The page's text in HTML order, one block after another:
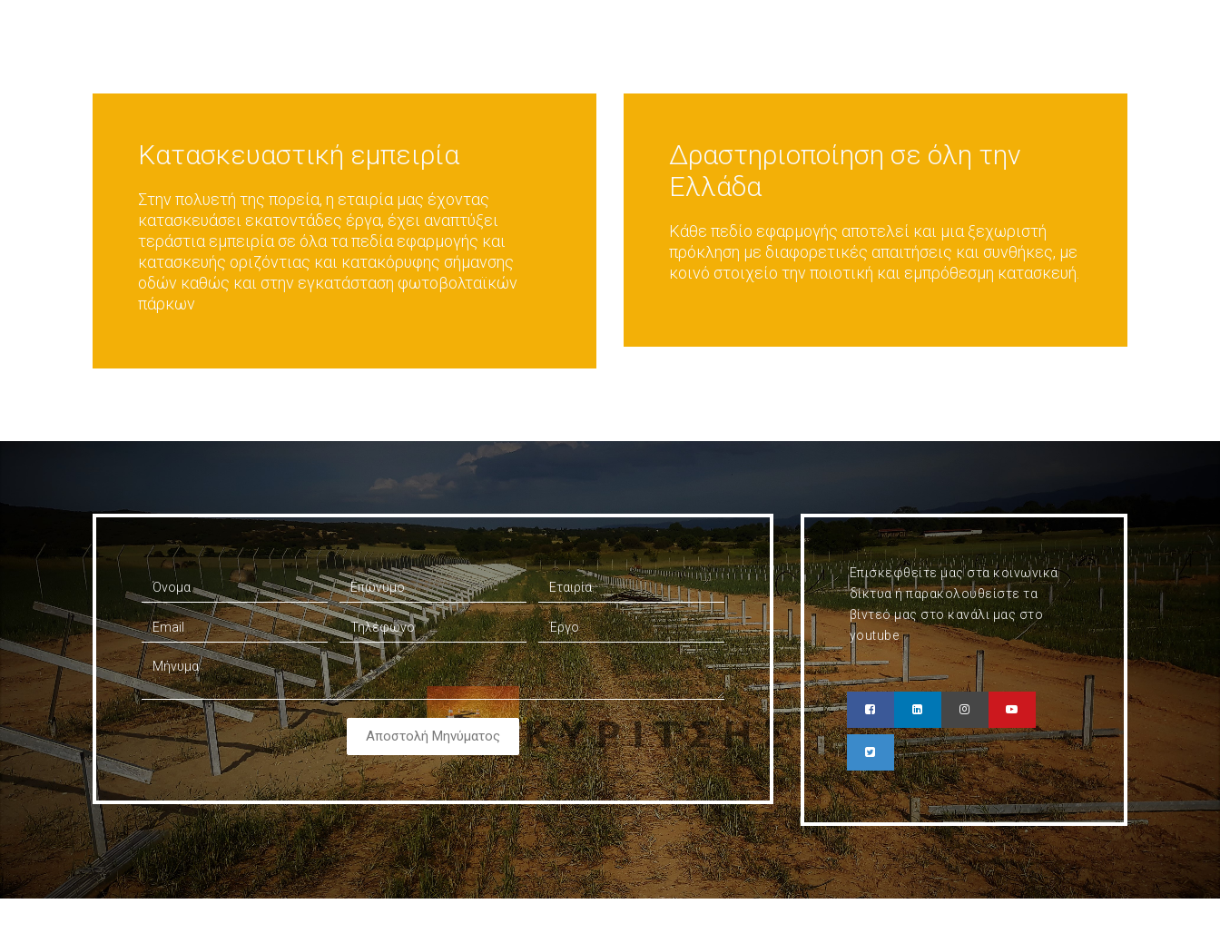
Κατασκευαστική εμπειρία
Στην πολυετή της πορεία, η εταιρία μας έχοντας
κατασκευάσει εκατοντάδες έργα, έχει αναπτύξει
τεράστια εμπειρία σε όλα τα πεδία εφαρμογής και
κατασκευής οριζόντιας και κατακόρυφης σήμανσης
οδών καθώς και στην εγκατάσταση φωτοβολταϊκών
πάρκων
Δραστηριοποίηση σε όλη την
Ελλάδα
Κάθε πεδίο εφαρμογής αποτελεί και μια ξεχωριστή
πρόκληση με διαφορετικές απαιτήσεις και συνθήκες, με
κοινό στοιχείο την ποιοτική και εμπρόθεσμη κατασκευή.
Αποστολή Μηνύματος
Επισκεφθείτε μας στα κοινωνικά
δίκτυα ή παρακολουθείστε τα
βίντεό μας στο κανάλι μας στο
youtube